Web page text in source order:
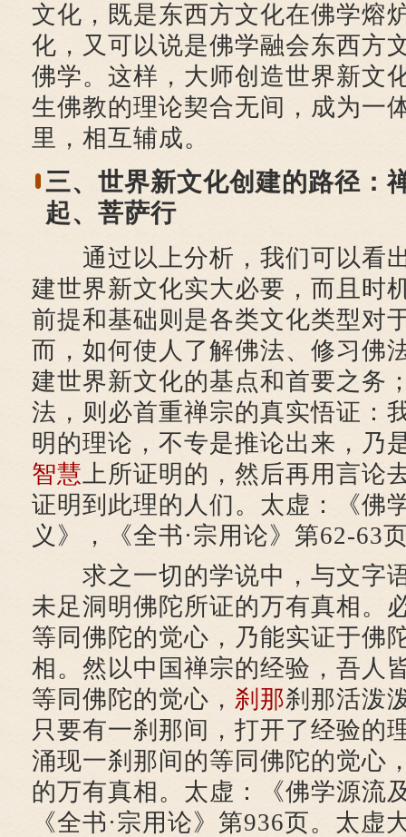
文化，既是东西方文化在佛学熔
化，又可以说是佛学融会东西方
佛学。这样，大师创造世界新文
生佛教的理论契合无间，成为一
里，相互辅成。
三、世界新文化创建的路径：
起、菩萨行
通过以上分析，我们可以看
建世界新文化实大必要，而且时
前提和基础则是各类文化类型对
而，如何使人了解佛法、修习佛
建世界新文化的基点和首要之务
法，则必首重禅宗的真实悟证：
明的理论，不专是推论出来，乃
智慧上所证明的，然后再用言论
证明到此理的人们。太虚：《佛
义》，《全书·宗用论》第62-63
求之一切的学说中，与文字
未足洞明佛陀所证的万有真相。
等同佛陀的觉心，乃能实证于佛
相。然以中国禅宗的经验，吾人
等同佛陀的觉心， 刹那刹那活泼
只要有一刹那间，打开了经验的
涌现一刹那间的等同佛陀的觉心
的万有真相。太虚：《佛学源流
《全书·宗用论》第936页。太虚